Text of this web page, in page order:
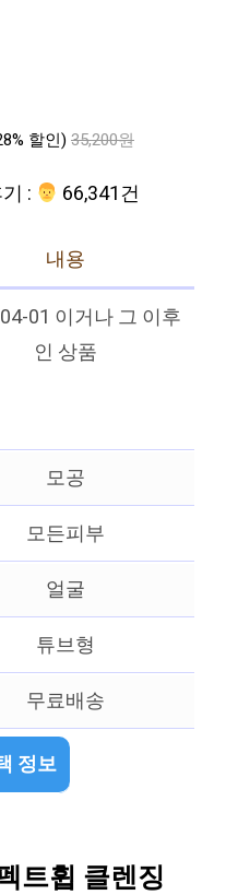
할인) 35,200원
: ‍‍ 66,341건
내용
01 이거나 그 이후
인 상품
모공
모든피부
얼굴
튜브형
무료배송
정보
트휩 클렌징